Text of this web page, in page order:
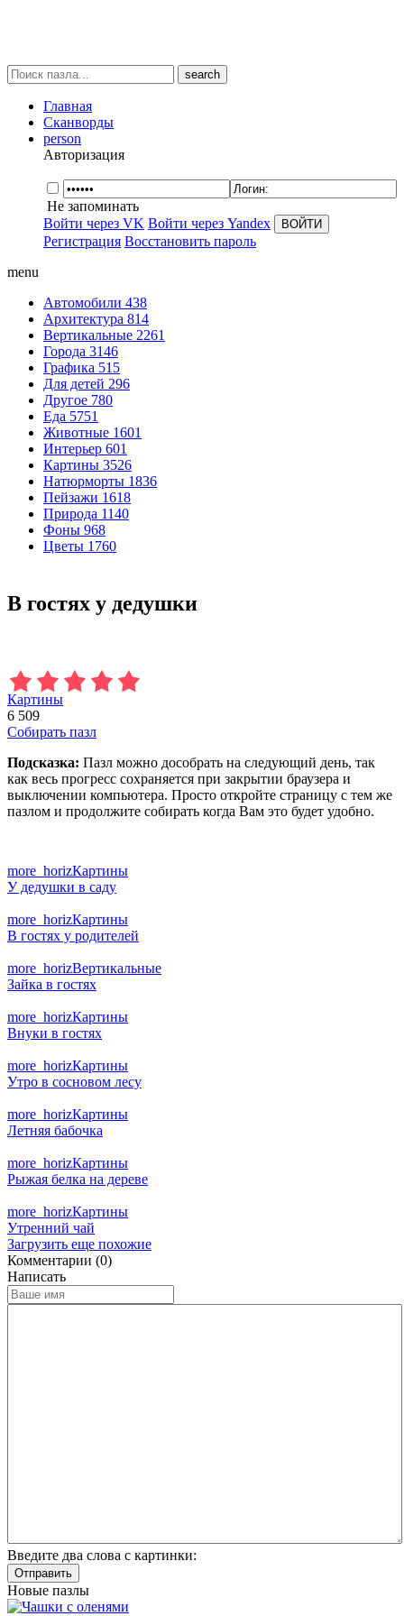
search
Главная
Сканворды
person
Авторизация
Не запоминать
Войти через VK Войти через Yandex
Регистрация Восстановить пароль
menu
Автомобили 438
Архитектура 814
Вертикальные 2261
Города 3146
Графика 515
Для детей 296
Другое 780
Еда 5751
Животные 1601
Интерьер 601
Картины 3526
Натюрморты 1836
Пейзажи 1618
Природа 1140
Фоны 968
Цветы 1760
В гостях у дедушки
Картины
6 509
Собирать пазл
Подсказка: Пазл можно дособрать на следующий день, так
как весь прогресс сохраняется при закрытии браузера и
выключении компьютера. Просто откройте страницу с тем же
пазлом и продолжите собирать когда Вам это будет удобно.
more_horizКартины
У дедушки в саду
more_horizКартины
В гостях у родителей
more_horizВертикальные
Зайка в гостях
more_horizКартины
Внуки в гостях
more_horizКартины
Утро в сосновом лесу
more_horizКартины
Летняя бабочка
more_horizКартины
Рыжая белка на дереве
more_horizКартины
Утренний чай
Загрузить еще похожие
Комментарии (0)
Написать
Введите два слова с картинки:
Отправить
Новые пазлы